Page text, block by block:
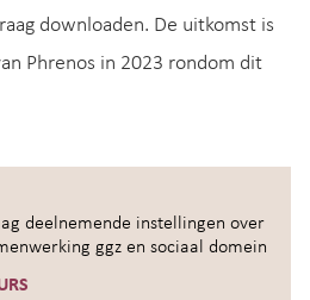
downloaden. De uitkomst is
Phrenos in 2023 rondom dit
deelnemende instellingen over
ggz en sociaal domein